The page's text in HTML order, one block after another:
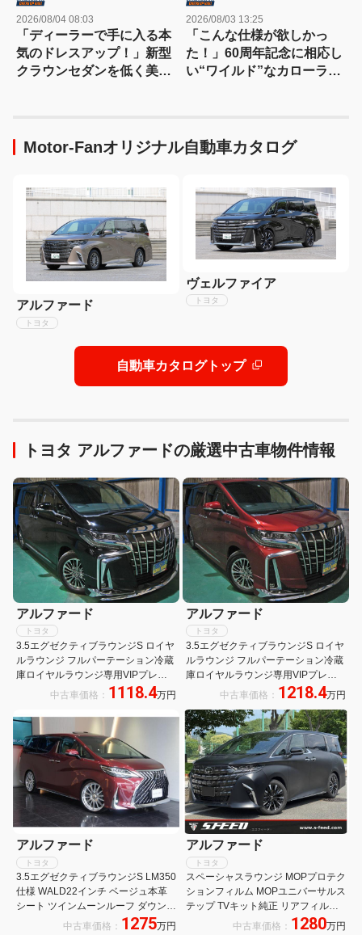
2026/08/04 08:03
「ディーラーで手に入る本
気のドレスアップ！」新型
クラウンセダンを低く美し
2026/08/03 13:25
「こんな仕様が欲しかっ
た！」60周年記念に相応し
い“ワイルド”なカローラク
Motor-Fanオリジナル自動車カタログ
アルファード
トヨタ
ヴェルファイア
トヨタ
自動車カタログトップ
トヨタ アルファードの厳選中古車物件情報
アルファード
トヨタ
3.5エグゼクティブラウンジS ロイヤ
ルラウンジ フルパーテーション冷蔵
庫ロイヤルラウンジ専用VIPプレミ
アムナッパ本革シートリヤエンター
テイメント24型ディスプレイ集中コ
ントロールタッチパネル前後間通話
リラクゼーションシステムモデリス
タエアロLED
中古車価格： 1118.4万円
アルファード
トヨタ
3.5エグゼクティブラウンジS ロイヤ
ルラウンジ フルパーテーション冷蔵
庫ロイヤルラウンジ専用VIPプレミ
アムナッパ本革シートリヤエンタテ
イメント24型ディスプレイ集中コン
トロールタッチパネルリラクゼーシ
ョンシステム前後間通話システムモ
デリスタエアロ
中古車価格： 1218.4万円
アルファード
トヨタ
3.5エグゼクティブラウンジS LM350
仕様 WALD22インチ ベージュ本革
シート ツインムーンルーフ ダウンサ
ス 4WD 電動リアゲート クルーズコ
中古車価格： 1275万円
アルファード
トヨタ
スペーシャスラウンジ MOPプロテク
ションフィルム MOPユニバーサルス
テップ TVキット純正 リアフィルム
サイドエンブレムイルミ 4人乗り 19
中古車価格： 1280万円